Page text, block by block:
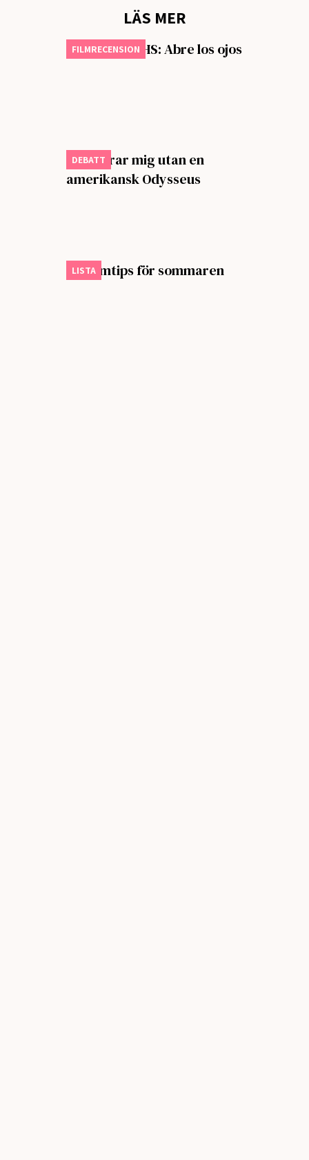
LÄS MER
FILMRECENSION
Månadens VHS: Abre los ojos
DEBATT
Jag klarar mig utan en
amerikansk Odysseus
LISTA
Sju filmtips för sommaren